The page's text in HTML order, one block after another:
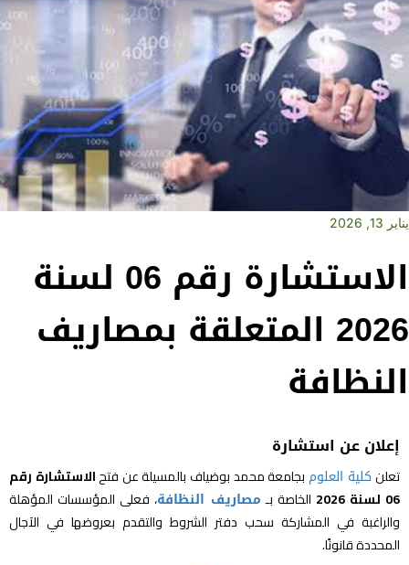
يناير 13, 2026
الاستشارة رقم 06 لسنة
2026 المتعلقة بمصاريف
النظافة
إعلان عن استشارة
تعلنكلية العلوم بجامعة محمد بوضياف بالمسيلة عن فتحالاستشارة رقم
06 لسنة 2026
الخاصة بـمصاريف النظافة، فعلى المؤسسات المؤهلة
والراغبة في المشاركة سحب دفتر الشروط والتقدم بعروضها في الآجال
المحددة قانونًا.